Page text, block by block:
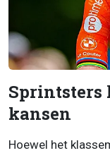
Sprintsters
kansen
Hoewel het